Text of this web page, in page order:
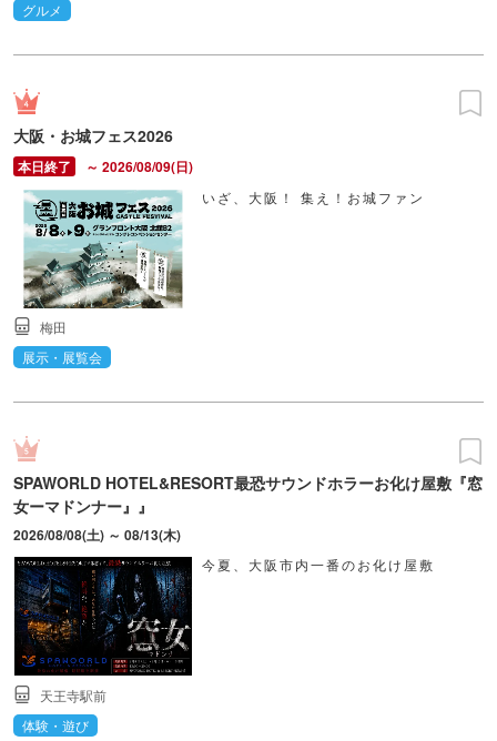
グルメ
大阪・お城フェス2026
～ 2026/08/09(日)
いざ、大阪！ 集え！お城ファン
梅田
展示・展覧会
SPAWORLD HOTEL&RESORT最恐サウンドホラーお化け屋敷『窓
女ーマドンナー』』
2026/08/08(土) ～ 08/13(木)
今夏、大阪市内一番のお化け屋敷
天王寺駅前
体験・遊び